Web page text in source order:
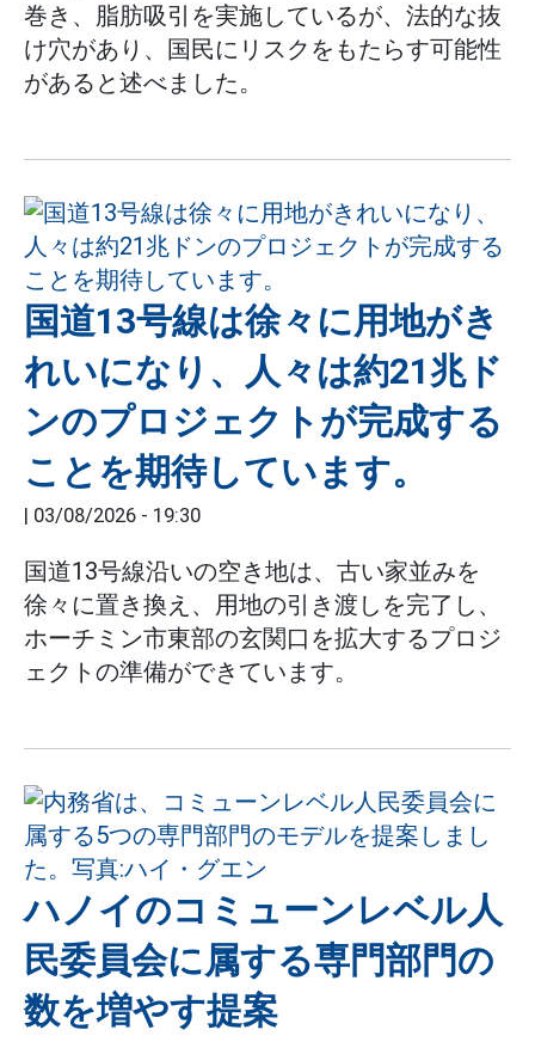
巻き、脂肪吸引を実施しているが、法的な抜
け穴があり、国民にリスクをもたらす可能性
があると述べました。
国道13号線は徐々に用地がき
れいになり、人々は約21兆ド
ンのプロジェクトが完成する
ことを期待しています。
| 03/08/2026 - 19:30
国道13号線沿いの空き地は、古い家並みを
徐々に置き換え、用地の引き渡しを完了し、
ホーチミン市東部の玄関口を拡大するプロジ
ェクトの準備ができています。
ハノイのコミューンレベル人
民委員会に属する専門部門の
数を増やす提案